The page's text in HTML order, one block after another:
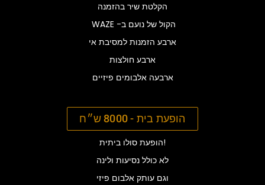
הקלטת שיר בהזמנה
WAZE -הקול של נועם ב
ארבע הזמנות למסיבת אי
ארבע חולצות
ארבעה אלבומים פיזיים
הופעת בית - 8000 ש״ח
הופעת סולו ביתית!
לא כולל נסיעות ולינה
וגם עותק אלבום פיזי